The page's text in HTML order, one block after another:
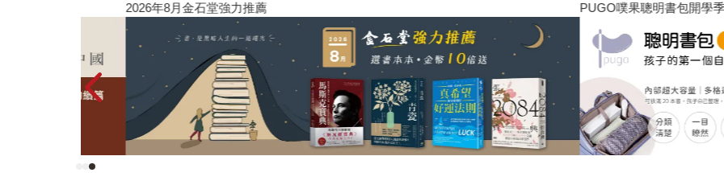
2026年8月金石堂強力推薦 PUGO噗果聰明書包開學季預購